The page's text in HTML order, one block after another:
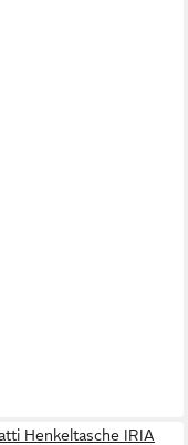
Henkeltasche IRIA